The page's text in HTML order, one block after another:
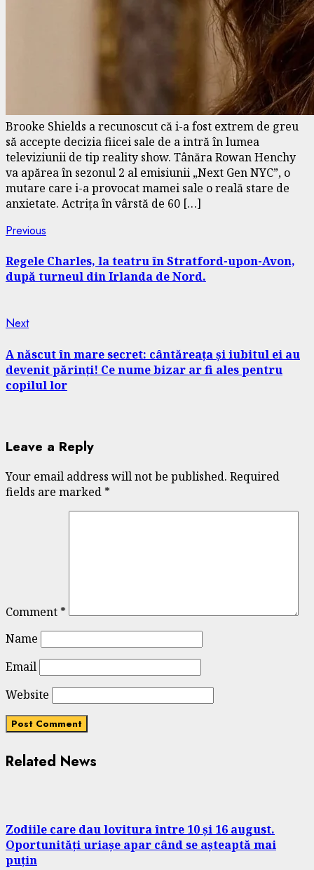
Brooke Shields a recunoscut că i-a fost extrem de greu
să accepte decizia fiicei sale de a intră în lumea
televiziunii de tip reality show. Tânăra Rowan Henchy
va apărea în sezonul 2 al emisiunii „Next Gen NYC”, o
mutare care i-a provocat mamei sale o reală stare de
anxietate. Actrița în vârstă de 60 […]
Continue
Reading
Previous
Regele Charles, la teatru în Stratford-upon-Avon,
după turneul din Irlanda de Nord.
NextNext
A născut în mare secret: cântăreața și iubitul ei au
devenit părinți! Ce nume bizar ar fi ales pentru
copilul lor
Leave a Reply
Your email address will not be published. Required
fields are marked *
Comment *
Name
Email
Website
Related News
Zodiile care dau lovitura între 10 și 16 august.
Oportunități uriașe apar când se așteaptă mai
puțin